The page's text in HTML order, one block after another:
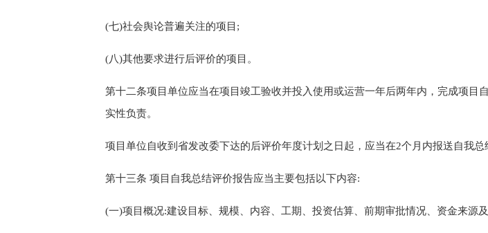
(七)社会舆论普遍关注的项目 ;
(八)其他要求进行后评价的项目 。
第十二条项目单位应当在项目竣工验收并投入使用或运营一年后两年内，完成项目
实性负责。
项目单位自收到省发改委下达的后评价年度计划之日起，应当在2个月内报送自我总
第十三条 项目自我总结评价报告应当主要包括以下内容:
(一)项目概况:建设目标、 规模、 内容、 工期、 投资估算、 前期审批情况、 资金来源